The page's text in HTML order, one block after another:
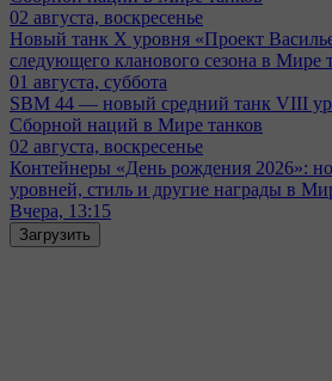
02 августа, воскресенье
Новый танк X уровня «Проект
следующего кланового сезона в Мире
01 августа, суббота
SBM 44 — новый средний танк VIII
Сборной наций в Мире танков
02 августа, воскресенье
Контейнеры «День рождения 2026»:
уровней, стиль и другие награды в
Вчера, 13:15